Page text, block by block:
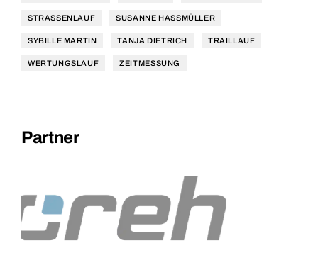
STRASSENLAUF SUSANNE HASSMÜLLER
SYBILLE MARTIN TANJA DIETRICH TRAILLAUF
WERTUNGSLAUF ZEITMESSUNG
Partner